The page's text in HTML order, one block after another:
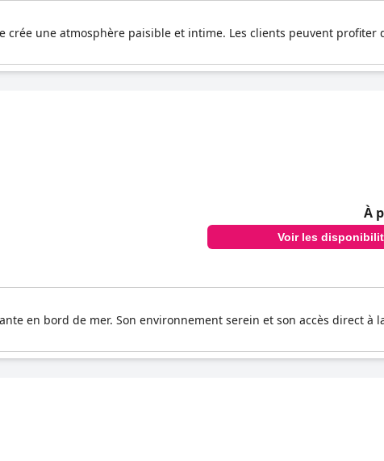
crée une atmosphère paisible et intime. Les clients peuvent profiter
À
Voir les
en bord de mer. Son environnement serein et son accès direct à